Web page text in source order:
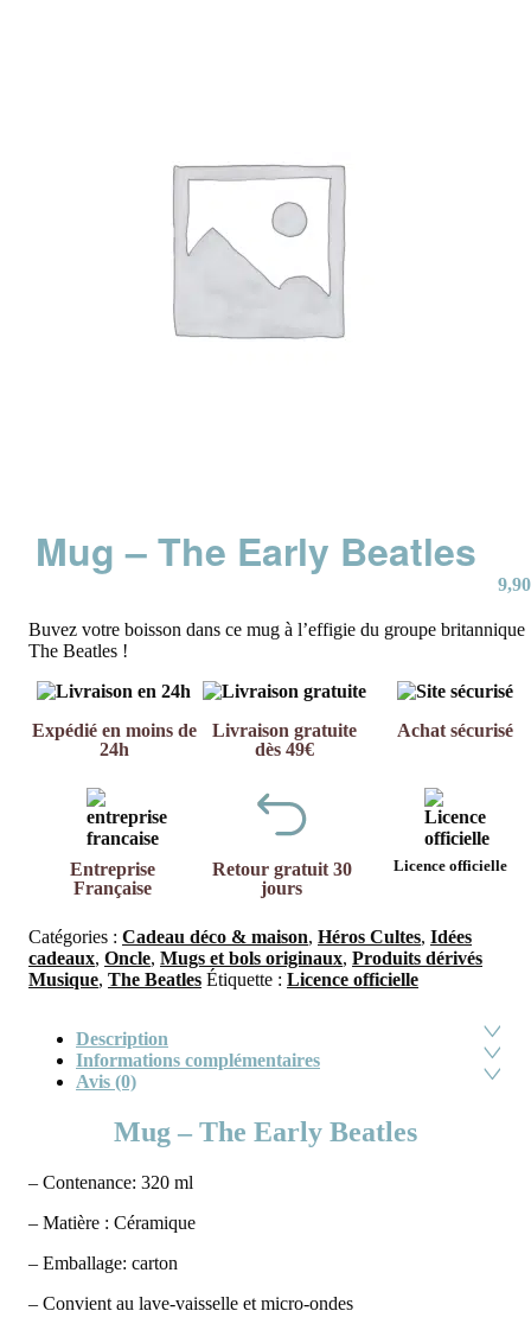
Mug – The Early Beatles
9,90
Buvez votre boisson dans ce mug à l’effigie du groupe britannique
The Beatles !
Expédié en moins de
24h
Livraison gratuite
dès 49€
Achat sécurisé
Entreprise
Française
Retour gratuit 30
jours
Licence officielle
Catégories : Cadeau déco & maison, Héros Cultes, Idées
cadeaux, Oncle, Mugs et bols originaux, Produits dérivés
Musique, The Beatles Étiquette : Licence officielle
Description
Informations complémentaires
Avis (0)
Mug – The Early Beatles
– Contenance: 320 ml
– Matière : Céramique
– Emballage: carton
– Convient au lave-vaisselle et micro-ondes